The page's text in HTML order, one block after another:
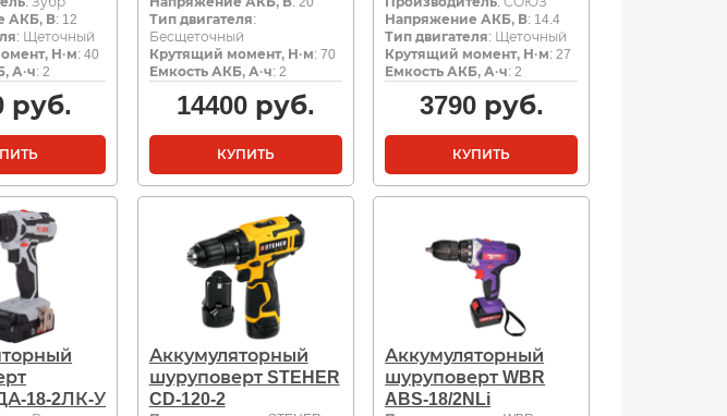
АКБ, В: 12
: Щеточный
Н·м: 40
А·ч: 2
руб.
Тип двигателя:
Бесщеточный
Крутящий момент, Н·м: 70
Емкость АКБ, А·ч: 2
14400руб.
КУПИТЬ
Напряжение АКБ, В: 14.4
Тип двигателя: Щеточный
Крутящий момент, Н·м: 27
Емкость АКБ, А·ч: 2
3790руб.
КУПИТЬ
18-2ЛК-У
Аккумуляторный
шуруповерт STEHER
CD-120-2
Аккумуляторный
шуруповерт WBR
ABS-18/2NLi